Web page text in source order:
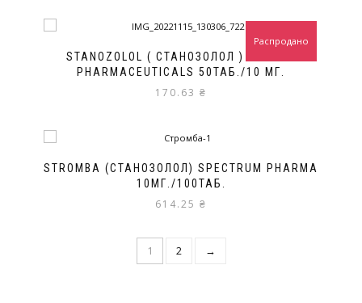
STANOZOLOL ( СТАНОЗОЛОЛ ) CYGNUS
PHARMACEUTICALS 50ТАБ./10 МГ.
170.63 ₴
Распродано
STROMBA (СТАНОЗОЛОЛ) SPEСTRUM PHARMA
10МГ./100ТАБ.
614.25 ₴
1 2 →